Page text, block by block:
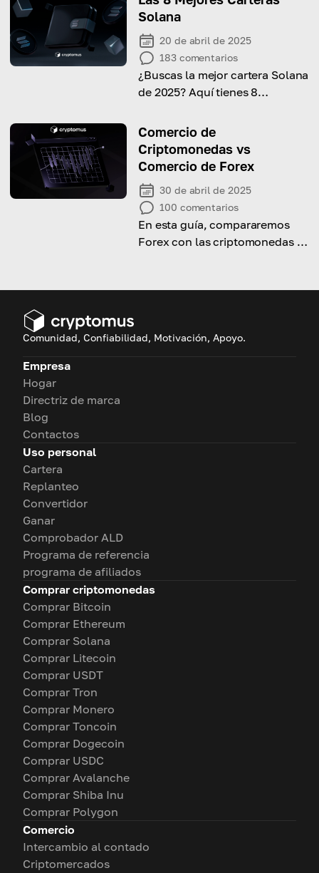
Solana
20 de abril de 2025
183 comentarios
¿Buscas la mejor cartera Solana
de 2025? Aquí tienes 8
ofrecen máxima seguridad y
fiabilidad.
Comercio de
Criptomonedas vs
Comercio de Forex
30 de abril de 2025
100 comentarios
En esta guía, compararemos
Forex con las criptomonedas y
Comunidad, Confiabilidad, Motivación, Apoyo.
Empresa
Hogar
Directriz de marca
Blog
Contactos
Uso personal
Cartera
Replanteo
Convertidor
Ganar
Comprobador ALD
Programa de referencia
programa de afiliados
Comprar criptomonedas
Comprar Bitcoin
Comprar Ethereum
Comprar Solana
Comprar Litecoin
Comprar USDT
Comprar Tron
Comprar Monero
Comprar Toncoin
Comprar Dogecoin
Comprar USDC
Comprar Avalanche
Comprar Shiba Inu
Comprar Polygon
Comercio
Intercambio al contado
Criptomercados